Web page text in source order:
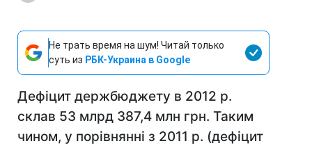
Не трать время на шум! Читай только
суть из РБК-Украина в Google
Дефіцит держбюджету в 2012 р.
склав 53 млрд 387,4 млн грн. Таким
чином, у порівнянні з 2011 р. (дефіцит